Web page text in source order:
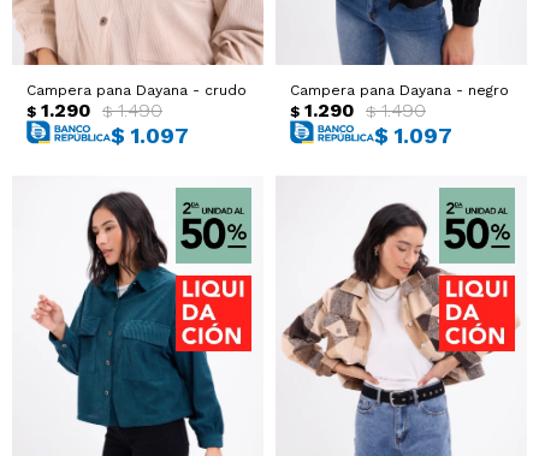
Campera pana Dayana - crudo
$ 1.290 $ 1.490
$ 1.097
Campera pana Dayana - negro
$ 1.290 $ 1.490
$ 1.097
Sacos
Trajes
Ver todo
T-shirts y Tops
Ver todo